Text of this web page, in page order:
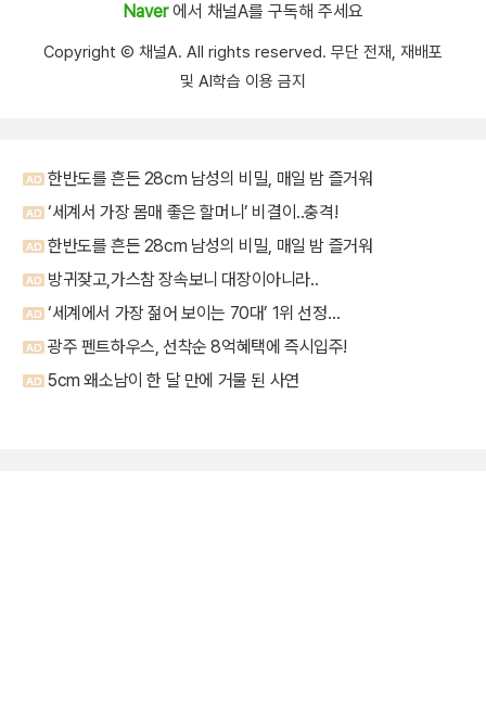
Naver에서 채널A를 구독해 주세요
Copyright Ⓒ 채널A. All rights reserved. 무단 전재, 재배포
및 AI학습 이용 금지